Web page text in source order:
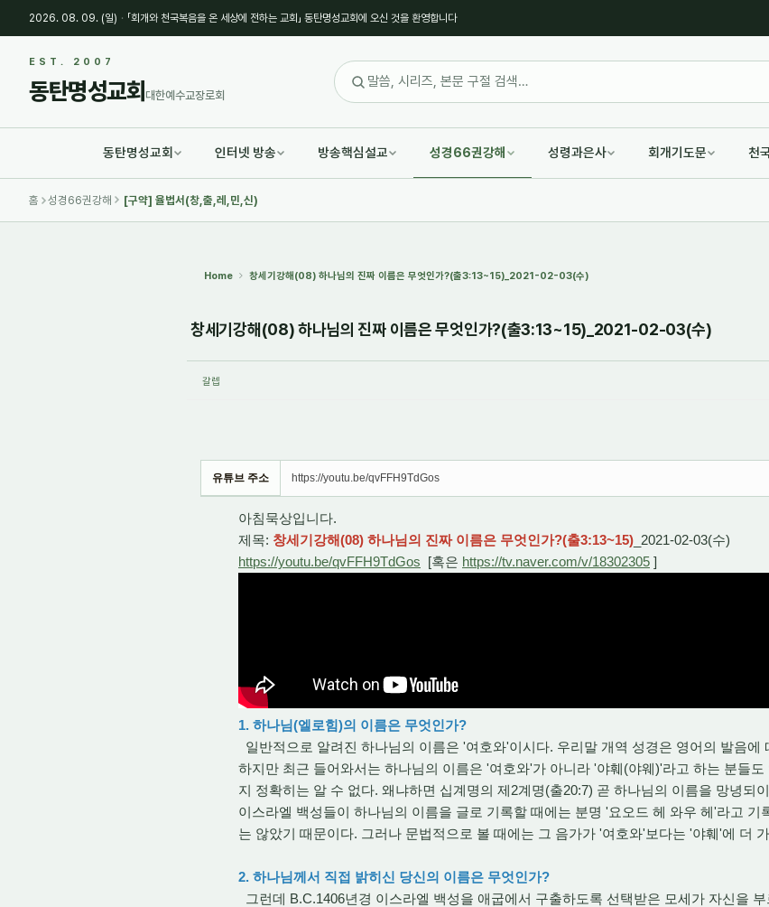
2026. 08. 09. (일) · 「회개와 천국복음을 온 세상에 전하는 교회」 동탄명성교회에 오신 것을 환영합니다
EST. 2007
동탄명성교회 대한예수교장로회
동탄명성교회 인터넷 방송 방송핵심설교 성경66권강해 성령과은사 회개기도문 천
홈 성경66권강해 [구약] 율법서(창,출,레,민,신)
Home 창세기강해(08) 하나님의 진짜 이름은 무엇인가?(출3:13~15)_2021-02-03(수)
창세기강해(08) 하나님의 진짜 이름은 무엇인가?(출3:13~15)_2021-02-03(수)
갈렙
유튜브 주소 https://youtu.be/qvFFH9TdGos
아침묵상입니다.
제목: 창세기강해(08) 하나님의 진짜 이름은 무엇인가?(출3:13~15) _2021-02-03(수)
https://youtu.be/qvFFH9TdGos [혹은 https://tv.naver.com/v/18302305 ]
1. 하나님(엘로힘)의 이름은 무엇인가?
일반적으로 알려진 하나님의 이름은 '여호와'이시다. 우리말 개역 성경은 영어의 발음에
하지만 최근 들어와서는 하나님의 이름은 '여호와'가 아니라 '야훼(야웨)'라고 하는 분들
지 정확히는 알 수 없다. 왜냐하면 십계명의 제2계명(출20:7) 곧 하나님의 이름을 망녕되
이스라엘 백성들이 하나님의 이름을 글로 기록할 때에는 분명 '요오드 헤 와우 헤'라고 기
는 않았기 때문이다. 그러나 문법적으로 볼 때에는 그 음가가 '여호와'보다는 '야훼'에 더
2. 하나님께서 직접 밝히신 당신의 이름은 무엇인가?
그런데 B.C.1406년경 이스라엘 백성을 애굽에서 구출하도록 선택받은 모세가 자신을
Sketchbook5, 스케치북5
Sketchbook5, 스케치북5
Sketchbook5, 스케치북5
Sketchbook5, 스케치북5